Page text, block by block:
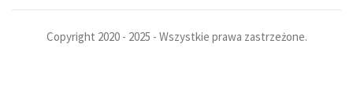
Copyright 2020 - 2025 - Wszystkie prawa zastrzeżone.